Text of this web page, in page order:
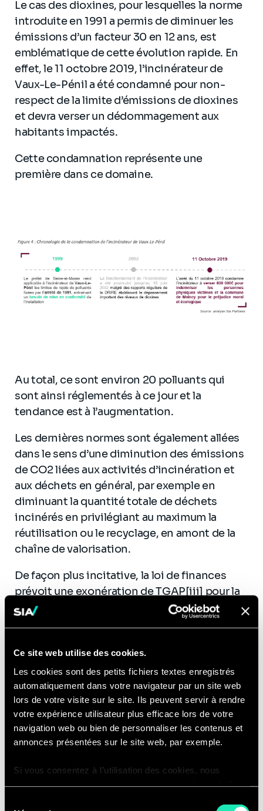
Ce site web utilise des cookies.
Les cookies sont des petits fichiers textes enregistrés
automatiquement dans votre navigateur par un site web
lors de votre visite sur le site. Ils peuvent servir à rendre
votre expérience utilisateur plus efficace lors de votre
navigation web ou bien de personnaliser les contenus et
annonces présentées sur le site web, par exemple.
Si vous consentez à l’utilisation des cookies, nous
Le cas des dioxines, pour lesquelles la norme
introduite en 1991 a permis de diminuer les
émissions d’un facteur 30 en 12 ans, est
emblématique de cette évolution rapide. En
effet, le 11 octobre 2019, l’incinérateur de
Vaux-Le-Pénil a été condamné pour non-
respect de la limite d’émissions de dioxines
et devra verser un dédommagement aux
habitants impactés.
Cette condamnation représente une
première dans ce domaine.
Au total, ce sont environ 20 polluants qui
sont ainsi réglementés à ce jour et la
tendance est à l’augmentation.
Les dernières normes sont également allées
dans le sens d’une diminution des émissions
de CO2 liées aux activités d’incinération et
aux déchets en général, par exemple en
diminuant la quantité totale de déchets
incinérés en privilégiant au maximum la
réutilisation ou le recyclage, en amont de la
chaîne de valorisation.
De façon plus incitative, la loi de finances
prévoit une exonération de TGAP[iii] pour la
valorisation énergétique des déchets les
incinérateurs. Pour obtenir cet avantage
niveau de réfaction plus élevé, en limitant les
valeurs d’émission d’oxyde d’azote à moins de
80 mg/Nm3, et prouver la performance
énergétique élevée de l’unité. A noter que la
loi de finance prévoit un calendrier de hausse
de la TGAP sur 2020-2025 pour inciter à
mettre en place les solutions les plus
performantes.